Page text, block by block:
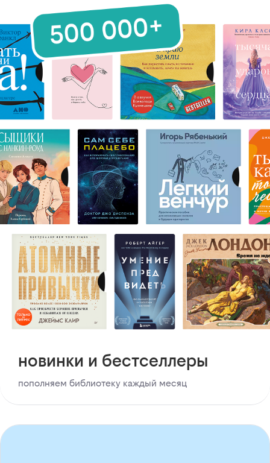
новинки и бестселлеры
пополняем библиотеку каждый месяц